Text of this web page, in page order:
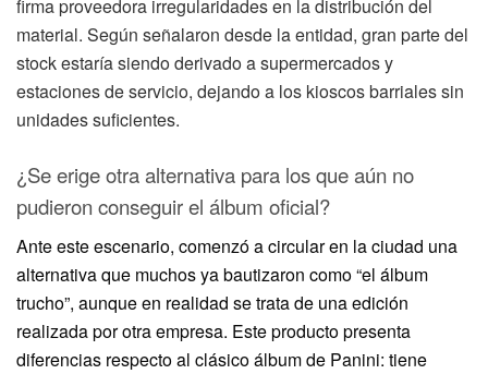
firma proveedora irregularidades en la distribución del
material. Según señalaron desde la entidad, gran parte del
stock estaría siendo derivado a supermercados y
estaciones de servicio, dejando a los kioscos barriales sin
unidades suficientes.
¿Se erige otra alternativa para los que aún no
pudieron conseguir el álbum oficial?
Ante este escenario, comenzó a circular en la ciudad una
alternativa que muchos ya bautizaron como “el álbum
trucho”, aunque en realidad se trata de una edición
realizada por otra empresa. Este producto presenta
diferencias respecto al clásico álbum de Panini: tiene